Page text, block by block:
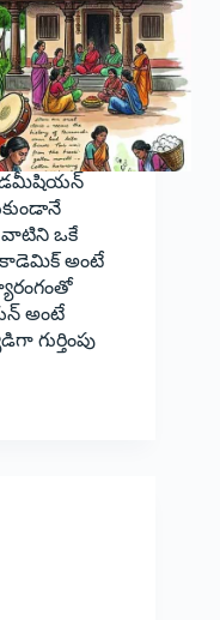
ఒకే
అంటే
అంటే
గుర్తింపు